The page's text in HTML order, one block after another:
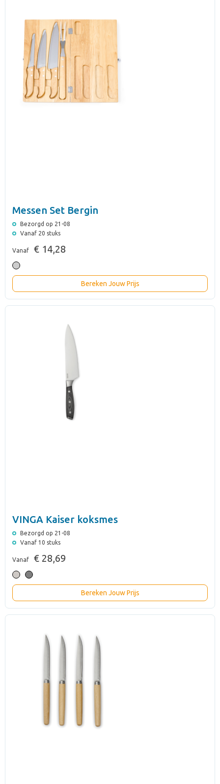
Messen Set Bergin
Bezorgd op 21-08
Vanaf 20 stuks
Vanaf € 14,28
Bereken Jouw Prijs
VINGA Kaiser koksmes
Bezorgd op 21-08
Vanaf 10 stuks
Vanaf € 28,69
Bereken Jouw Prijs